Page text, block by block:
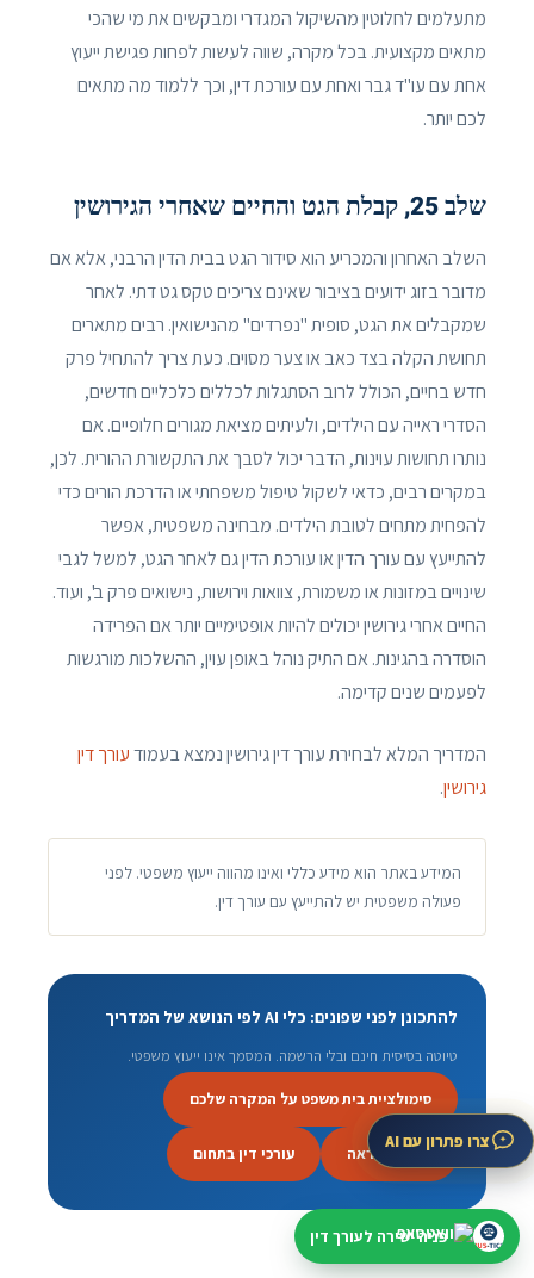
מתעלמים לחלוטין מהשיקול המגדרי ומבקשים את מי שהכי
מתאים מקצועית. בכל מקרה, שווה לעשות לפחות פגישת ייעוץ
אחת עם עו"ד גבר ואחת עם עורכת דין, וכך ללמוד מה מתאים
לכם יותר.
שלב 25, קבלת הגט והחיים שאחרי הגירושין
השלב האחרון והמכריע הוא סידור הגט בבית הדין הרבני, אלא אם
מדובר בזוג ידועים בציבור שאינם צריכים טקס גט דתי. לאחר
שמקבלים את הגט, סופית "נפרדים" מהנישואין. רבים מתארים
תחושת הקלה בצד כאב או צער מסוים. כעת צריך להתחיל פרק
חדש בחיים, הכולל לרוב הסתגלות לכללים כלכליים חדשים,
הסדרי ראייה עם הילדים, ולעיתים מציאת מגורים חלופיים. אם
נותרו תחושות עוינות, הדבר יכול לסבך את התקשורת ההורית. לכן,
במקרים רבים, כדאי לשקול טיפול משפחתי או הדרכת הורים כדי
להפחית מתחים לטובת הילדים. מבחינה משפטית, אפשר
להתייעץ עם עורך הדין או עורכת הדין גם לאחר הגט, למשל לגבי
שינויים במזונות או משמורת, צוואות וירושות, נישואים פרק ב', ועוד.
החיים אחרי גירושין יכולים להיות אופטימיים יותר אם הפרידה
הוסדרה בהגינות. אם התיק נוהל באופן עוין, ההשלכות מורגשות
לפעמים שנים קדימה.
המדריך המלא לבחירת עורך דין גירושין נמצא בעמודעורך דין
גירושין.
המידע באתר הוא מידע כללי ואינו מהווה ייעוץ משפטי. לפני
פעולה משפטית יש להתייעץ עם עורך דין.
להתכונן לפני שפונים: כלי AI לפי הנושא של המדריך
טיוטה בסיסית חינם ובלי הרשמה. המסמך אינו ייעוץ משפטי.
סימולציית בית משפט על המקרה שלכם
מכתב התראה עורכי דין בתחום
צרו פתרון עם AI
פניה ישירה לעורך דין